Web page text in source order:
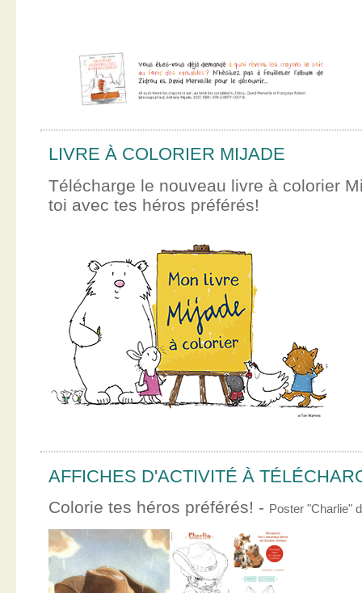
LIVRE À COLORIER MIJADE
Télécharge le nouveau livre à colorier
toi avec tes héros préférés!
AFFICHES D'ACTIVITÉ À
Colorie tes héros préférés! - Poster "Charlie"